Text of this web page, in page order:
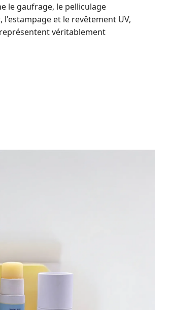
le gaufrage, le pelliculage
et le revêtement UV,
véritablement